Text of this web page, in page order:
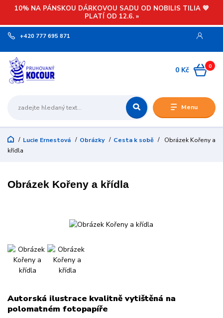
10% NA PÁNSKOU DÁRKOVOU SADU OD NOBILIS TILIA 💙
PLATÍ OD 12.6. »
Menu
+420 777 695 871
0
0 Kč
Lucie Ernestová Obrázky Cesta k sobě
Obrázek Kořeny a
křídla
Obrázek Kořeny a křídla
Autorská ilustrace kvalitně vytištěná na
polomatném fotopapíře